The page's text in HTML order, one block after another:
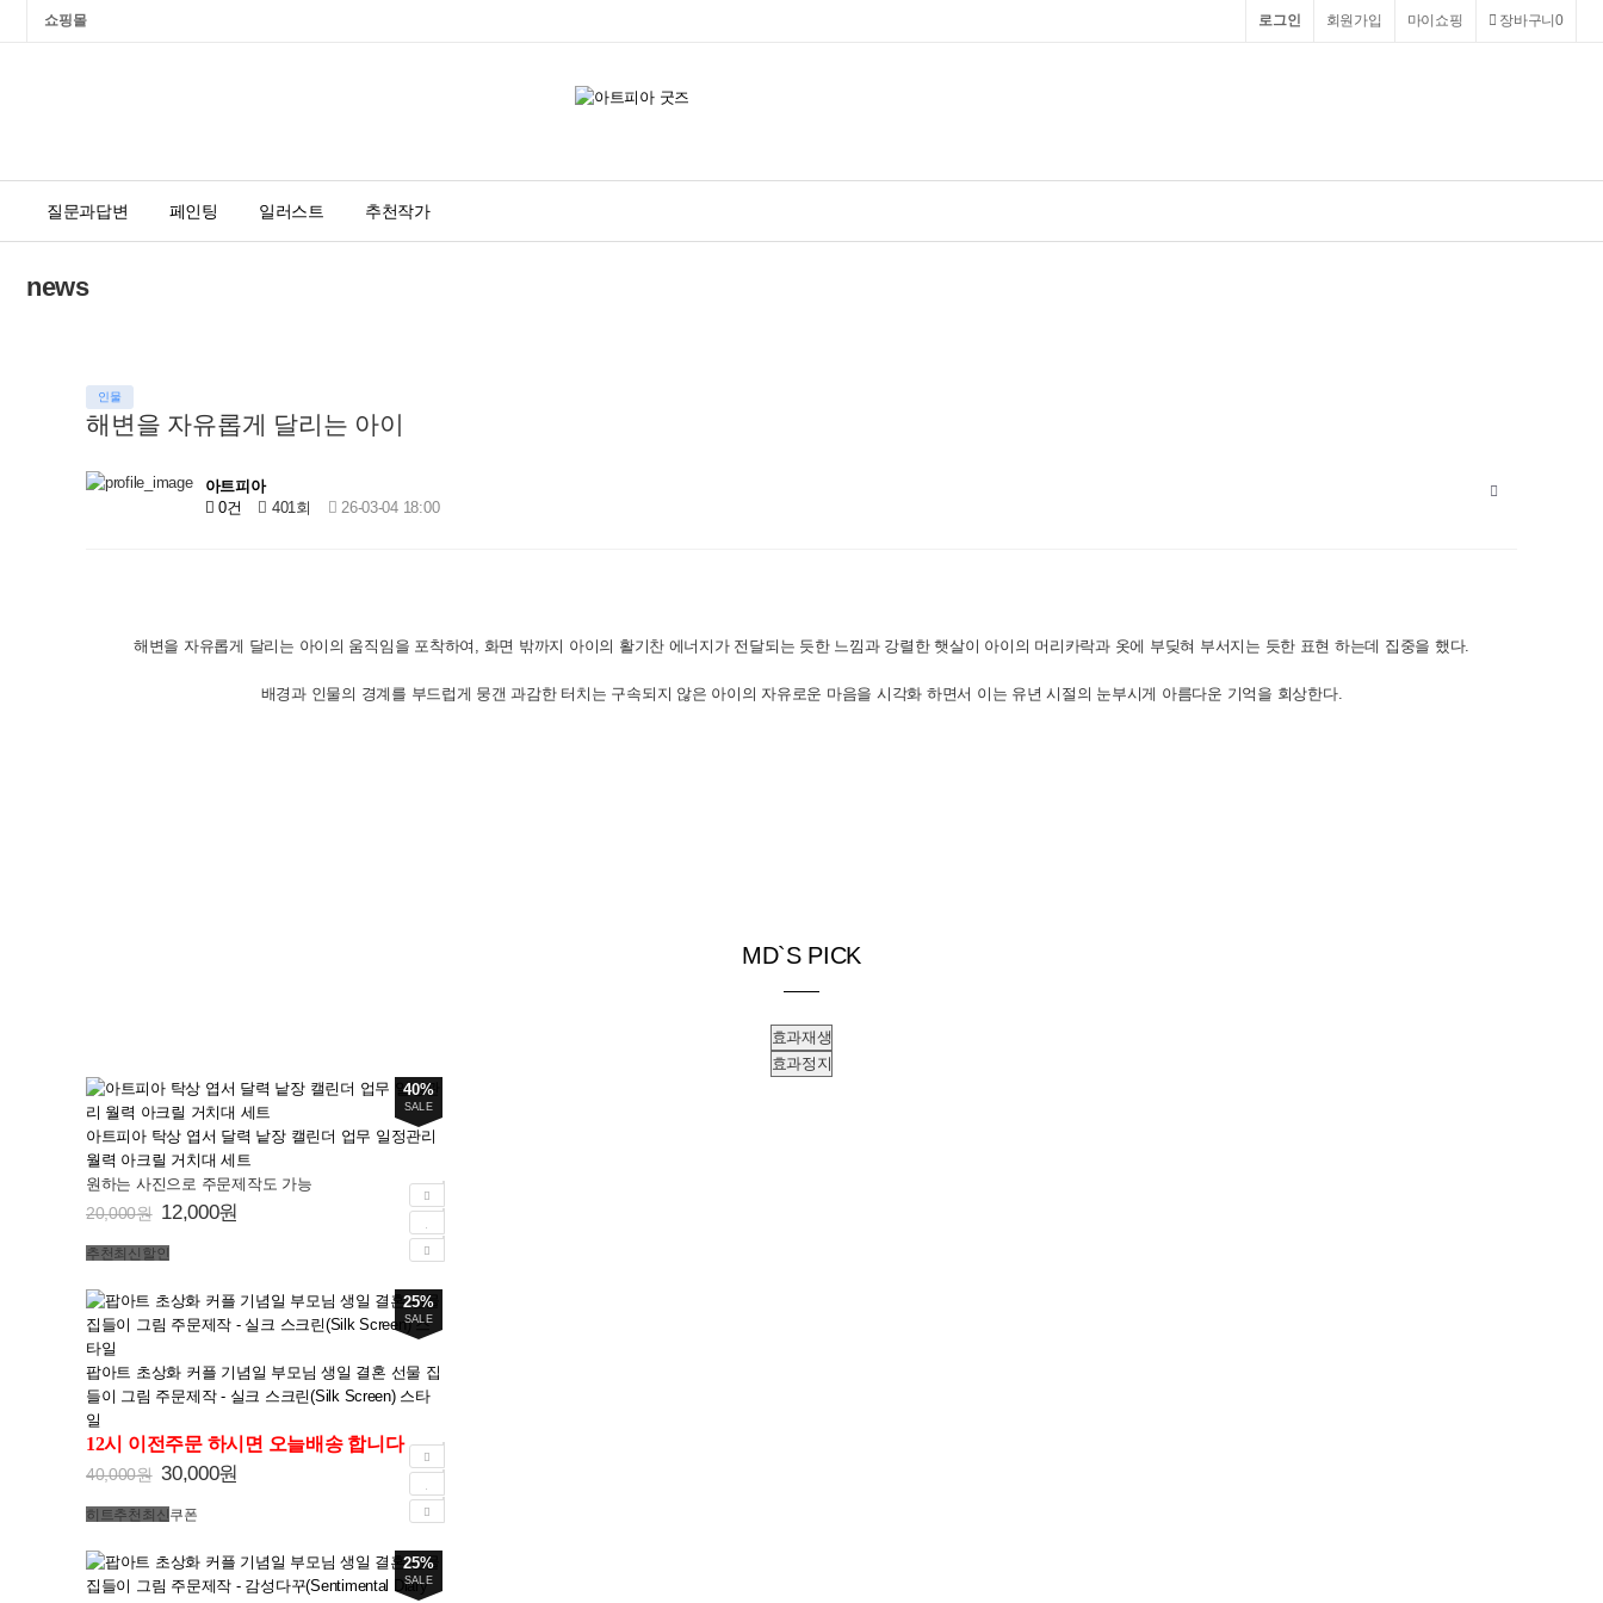
쇼핑몰 장바구니0
마이쇼핑
회원가입
로그인
질문과답변 페인팅 일러스트 추천작가
news
인물
해변을 자유롭게 달리는 아이
아트피아
0건
401회 26-03-04 18:00
해변을 자유롭게 달리는 아이의 움직임을 포착하여, 화면 밖까지 아이의 활기찬 에너지가 전달되는 듯한 느낌과 강렬한 햇살이 아이의 머리카락과 옷에 부딪혀 부서지는 듯한 표현 하는데 집중을 했다.
배경과 인물의 경계를 부드럽게 뭉갠 과감한 터치는 구속되지 않은 아이의 자유로운 마음을 시각화 하면서 이는 유년 시절의 눈부시게 아름다운 기억을 회상한다.
MD`S PICK
효과재생
효과정지
40%
SALE
아트피아 탁상 엽서 달력 낱장 캘린더 업무 일정관리
월력 아크릴 거치대 세트
원하는 사진으로 주문제작도 가능
20,000원 12,000원
추천최신 할인
25%
SALE
팝아트 초상화 커플 기념일 부모님 생일 결혼 선물 집
들이 그림 주문제작 - 실크 스크린(Silk Screen) 스타
일
12시 이전주문 하시면 오늘배송 합니다
40,000원 30,000원
히트추천 최신쿠폰
25%
SALE